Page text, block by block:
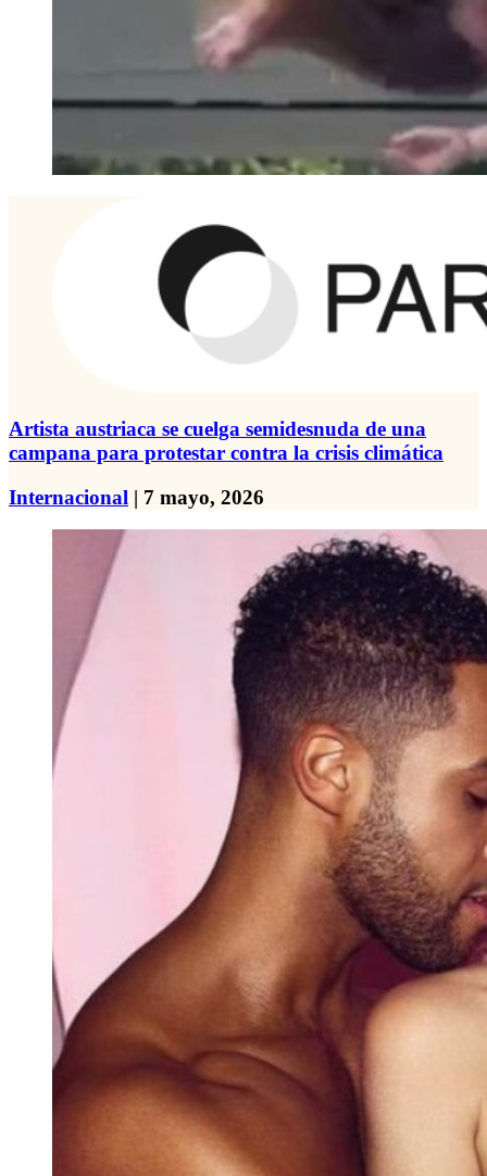
Artista austriaca se cuelga semidesnuda de una
campana para protestar contra la crisis climática
Internacional | 7 mayo, 2026